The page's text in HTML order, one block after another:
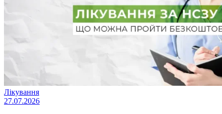
Лікування
27.07.2026